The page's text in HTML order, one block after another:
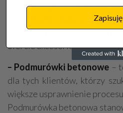
mm (siatki powlekane PCV).
do potrzeb ułatwia też
montaż jest bardzo
ofercie akcesoriów i słupków.
– Podmurówki betonowe –
dla tych klientów, którzy
większe usprawnienie
Podmurówka betonowa